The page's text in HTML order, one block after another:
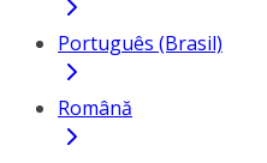
Português (Brasil)
Română